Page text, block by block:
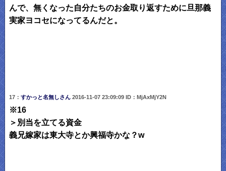
んで、無くなった自分たちのお金取り返すために旦那義
実家ヨコセになってるんだと。
17： すかっと名無しさん 2016-11-07 23:09:09 ID：MjAxMjY2N
※16
＞別当を立てる資金
義兄嫁家は東大寺とか興福寺かな？w